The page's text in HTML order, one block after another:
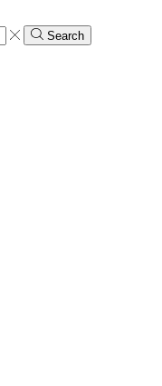
Search